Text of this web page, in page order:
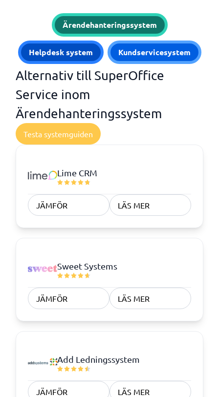
Ärendehanteringssystem
Helpdesk system Kundservicesystem
Alternativ till SuperOffice
Service inom
Ärendehanteringssystem
Testa systemguiden
Lime CRM
JÄMFÖR LÄS MER
Sweet Systems
JÄMFÖR LÄS MER
Add Ledningssystem
JÄMFÖR LÄS MER